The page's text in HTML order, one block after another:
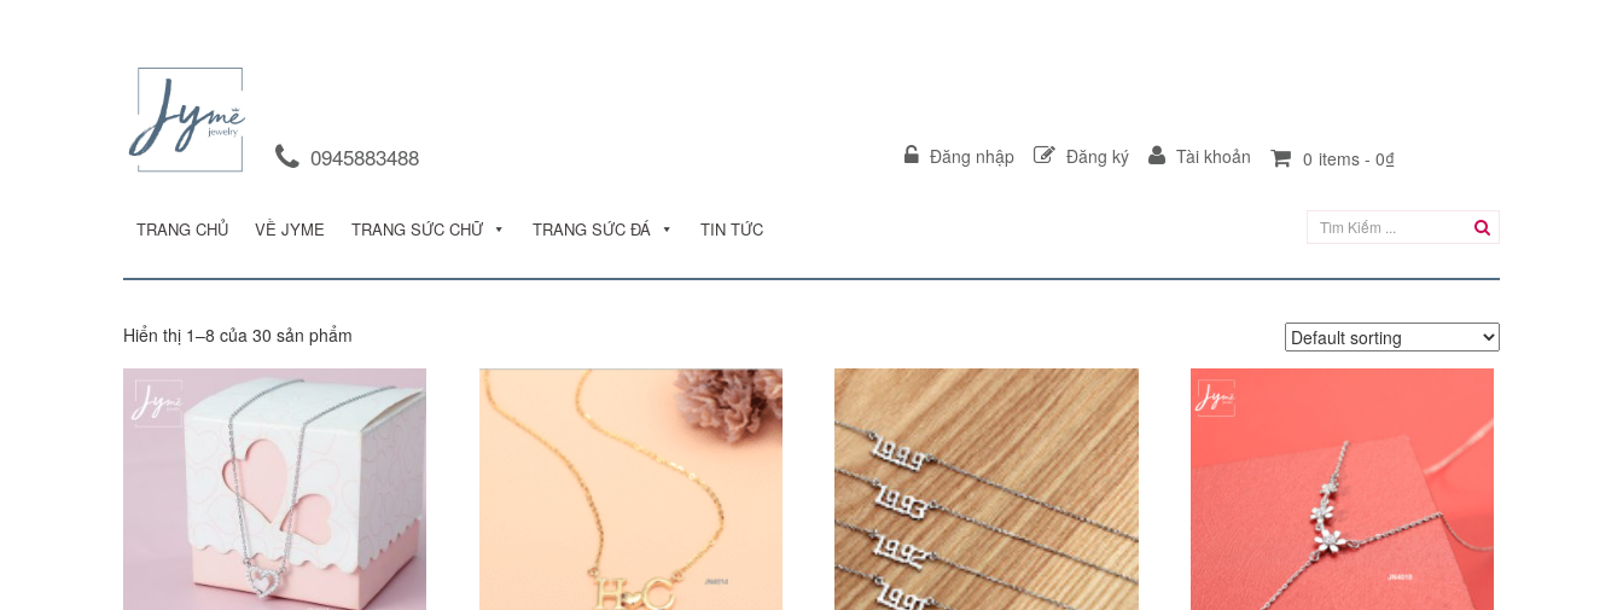
0945883488 Đăng nhập Đăng ký Tài khoản 0 items - 0₫
TRANG CHỦ VỀ JYME TRANG SỨC CHỮ TRANG SỨC ĐÁ TIN TỨC
Hiển thị 1–8 của 30 sản phẩm